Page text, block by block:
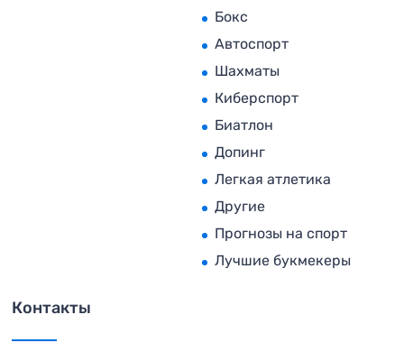
Бокс
Автоспорт
Шахматы
Киберспорт
Биатлон
Допинг
Легкая атлетика
Другие
Прогнозы на спорт
Лучшие букмекеры
Контакты